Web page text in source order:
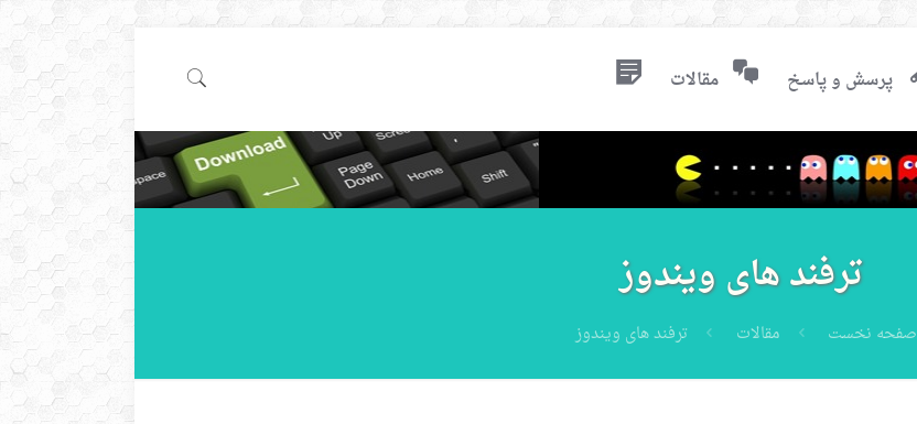
پرسش و پاسخ مقالات
ترفند های ویندوز
صفحه نخست مقالات ترفند های ویندوز